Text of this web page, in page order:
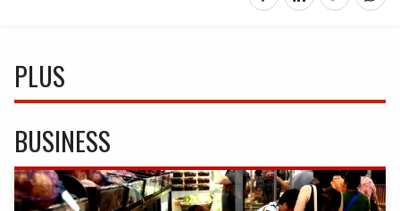
PLUS
BUSINESS